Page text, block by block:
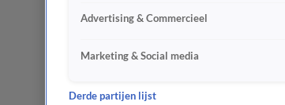
Advertising & Commercieel
Marketing & Social media
Derde partijen lijst